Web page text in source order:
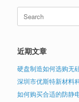
Search
for:
近期文章
硬盘制造如何选购无
深圳市优斯特新材料
如何购买合适的防静